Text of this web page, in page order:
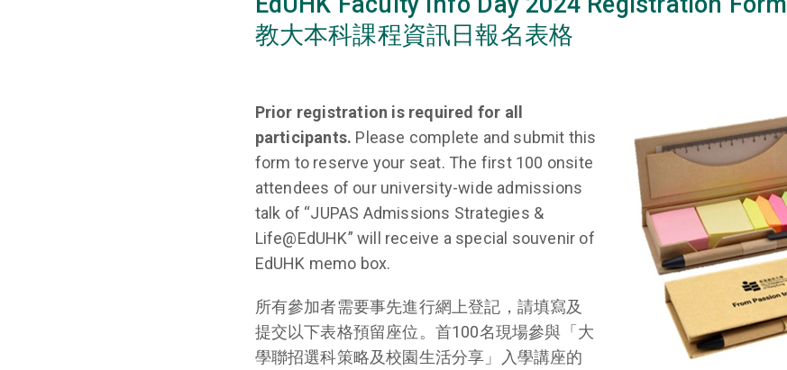
教大本科課程資訊日報名表格
Prior registration is required for all
participants. Please complete and submit this
form to reserve your seat. The first 100 onsite
attendees of our university-wide admissions
talk of “JUPAS Admissions Strategies &
Life@EdUHK” will receive a special souvenir of
EdUHK memo box.
所有參加者需要事先進行網上登記，請填寫及
提交以下表格預留座位。首100名現場參與「大
學聯招選科策略及校園生活分享」入學講座的